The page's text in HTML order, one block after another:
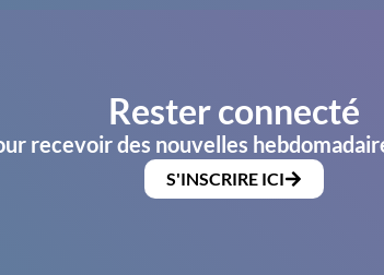
Rester connecté
recevoir des nouvelles
S'INSCRIRE ICI